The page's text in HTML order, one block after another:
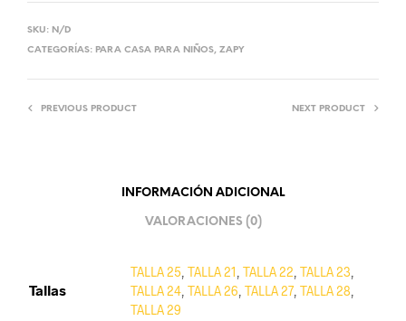
SKU: N/D
CATEGORÍAS: PARA CASA PARA NIÑOS, ZAPY
PREVIOUS PRODUCT NEXT PRODUCT
INFORMACIÓN ADICIONAL
VALORACIONES (0)
Tallas
TALLA 25 TALLA 21 TALLA 22 TALLA 23
TALLA 24 TALLA 26 TALLA 27 TALLA 28
TALLA 29